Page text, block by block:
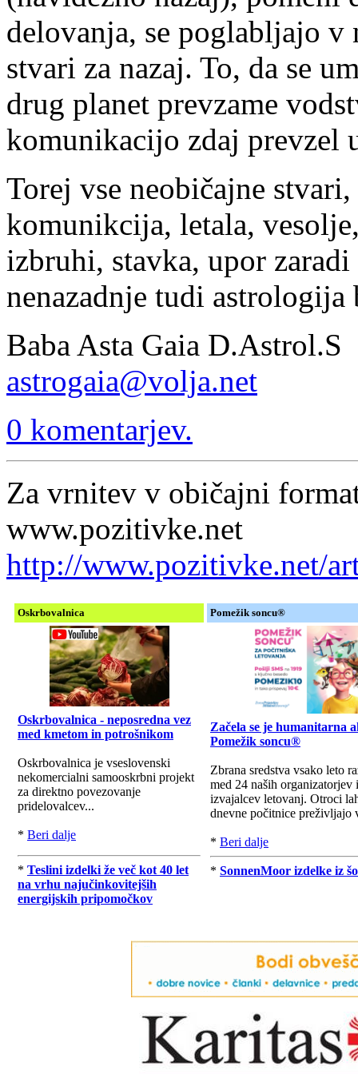
delovanja, se poglabljajo v
stvari za nazaj. To, da se
drug planet prevzame
komunikacijo zdaj prevzel
Torej vse neobičajne
komunikcija, letala,
izbruhi, stavka, upor
nenazadnje tudi
Baba Asta Gaia D.Astrol.S
astrogaia@volja.net
0 komentarjev.
Za vrnitev v običajni
www.pozitivke.net
http://www.pozitivke.net/
Oskrbovalnica
Oskrbovalnica - neposredna vez
med kmetom in potrošnikom
Oskrbovalnica je vseslovenski
nekomercialni samooskrbni projekt
za direktno povezovanje
pridelovalcev...
* Beri dalje
* Teslini izdelki že več kot 40 let
na vrhu najučinkovitejših
energijskih pripomočkov
Pomežik soncu®
Začela se je humanitarna
Pomežik soncu®
Zbrana sredstva vsako leto
med 24 naših organizatorjev
izvajalcev letovanj. Otroci
dnevne počitnice preživljajo
* Beri dalje
* SonnenMoor izdelke iz